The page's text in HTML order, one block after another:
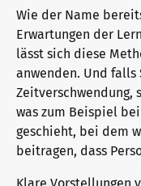
We are telc
The future speaks
Contact
Wie der Name
Erwartungen der
lässt sich diese
anwenden. Und
Zeitverschwendung,
was zum Beispiel
geschieht, bei dem
beitragen, dass